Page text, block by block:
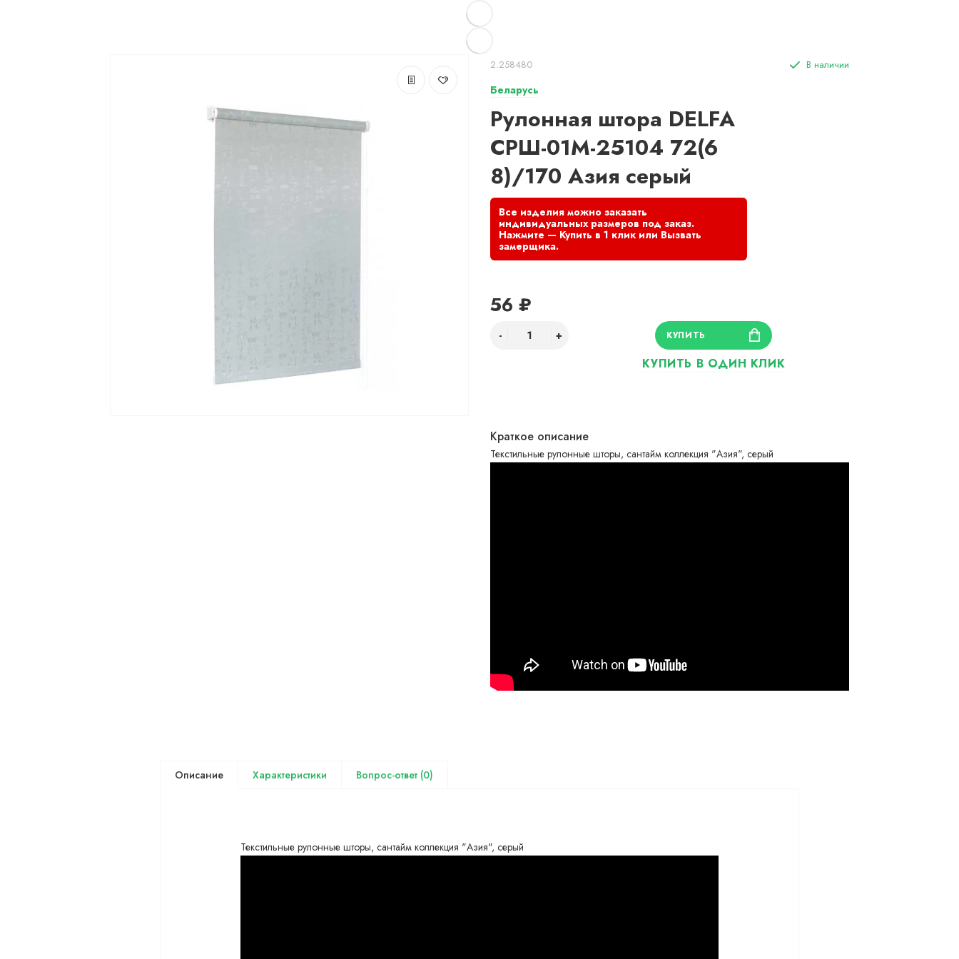
2.258480
Беларусь
Рулонная штора DELFA
СРШ-01М-25104 72(6
8)/170 Азия серый
56 ₽
Краткое описание
Текстильные рулонные шторы, сантайм коллекция "Азия", серый
Описание (0)
Текстильные рулонные шторы, сантайм коллекция "Азия", серый